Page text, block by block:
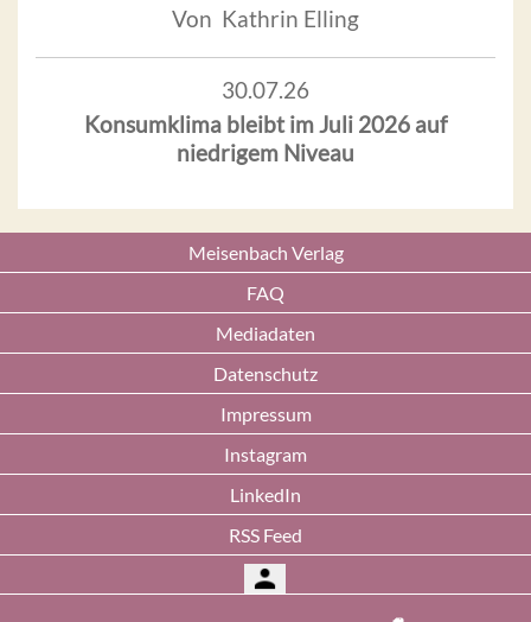
Von Kathrin Elling
30.07.26
Konsumklima bleibt im Juli 2026 auf
niedrigem Niveau
Meisenbach Verlag
FAQ
Mediadaten
Datenschutz
Impressum
Instagram
LinkedIn
RSS Feed